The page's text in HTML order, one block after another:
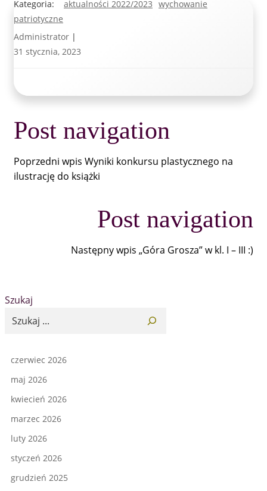
Kategoria: aktualności 2022/2023 wychowanie
patriotyczne
Administrator |
31 stycznia, 2023
Post navigation
Poprzedni wpis Wyniki konkursu plastycznego na
ilustrację do książki
Post navigation
Następny wpis „Góra Grosza” w kl. I – III :)
Szukaj
czerwiec 2026
maj 2026
kwiecień 2026
marzec 2026
luty 2026
styczeń 2026
grudzień 2025